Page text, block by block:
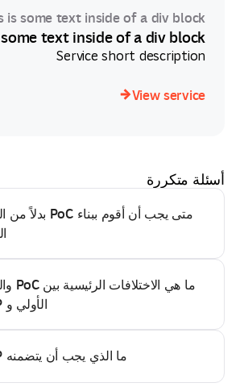
This is some text inside of a div
This is some text inside of a div
Service short
View
متكررة
متى يجب أن أقوم ببناء PoC بدلاً من النموذج
ما هي الاختلافات الرئيسية بين PoC والنموذج
ما الذي يجب أن يتضمنه MVP؟